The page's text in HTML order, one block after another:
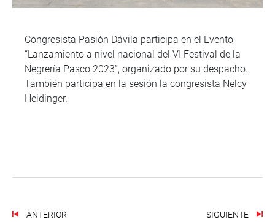
Congresista Pasión Dávila participa en el Evento
“Lanzamiento a nivel nacional del VI Festival de la
Negrería Pasco 2023”, organizado por su despacho.
También participa en la sesión la congresista Nelcy
Heidinger.
ANTERIOR SIGUIENTE